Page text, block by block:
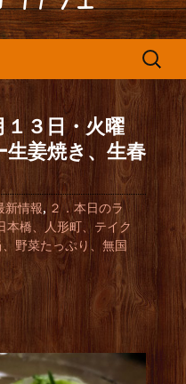
検
３日・火曜
姜焼き、生春
新情報, ２．本日のラ
本橋、人形町、テイク
野菜たっぷり、無国